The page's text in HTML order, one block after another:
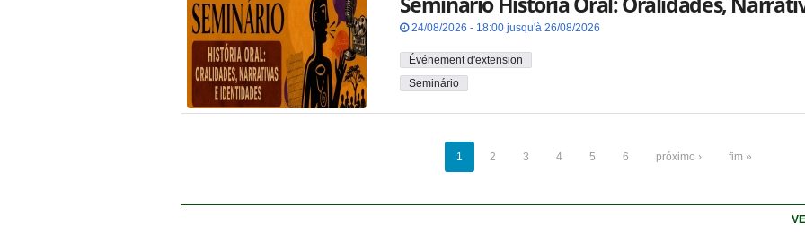
24/08/2026 - 18:00 jusqu'à 26/08/2026
Événement d'extension
Seminário
1 2 3 4 5 6 próximo › fim »